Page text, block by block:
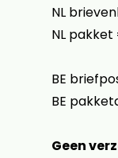
NL
NL pakket
BE
BE
Geen